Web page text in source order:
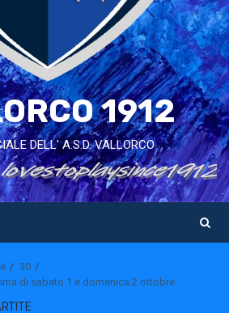
1912
DELL' A.S.D. VALLORCO
30
di sabato 1 e domenica 2 ottobre